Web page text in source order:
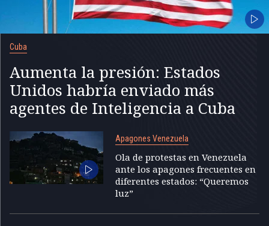
Cuba
Aumenta la presión: Estados
Unidos habría enviado más
agentes de Inteligencia a Cuba
Apagones Venezuela
Ola de protestas en Venezuela
ante los apagones frecuentes en
diferentes estados: “Queremos
luz”